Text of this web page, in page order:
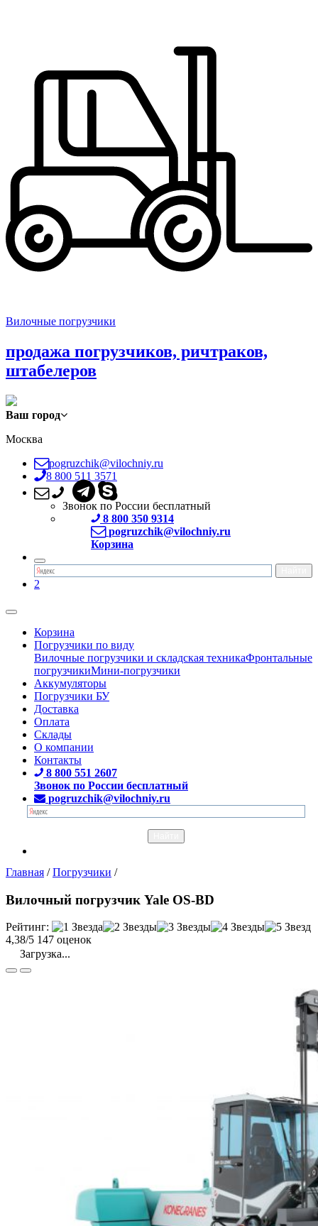
Вилочные погрузчики
продажа погрузчиков, ричтраков,
штабелеров
Ваш город
Москва
pogruzchik@vilochniy.ru
8 800 511 3571
Звонок по России бесплатный
8 800 350 9314
pogruzchik@vilochniy.ru
Корзина
2
Корзина
Погрузчики по виду
Вилочные погрузчики и складская техникаФронтальные
погрузчикиМини-погрузчики
Аккумуляторы
Погрузчики БУ
Доставка
Оплата
Склады
О компании
Контакты
8 800 551 2607
Звонок по России бесплатный
pogruzchik@vilochniy.ru
Главная /Погрузчики /
Вилочный погрузчик Yale OS-BD
Рейтинг:
4,38/5 147 оценок
Загрузка...